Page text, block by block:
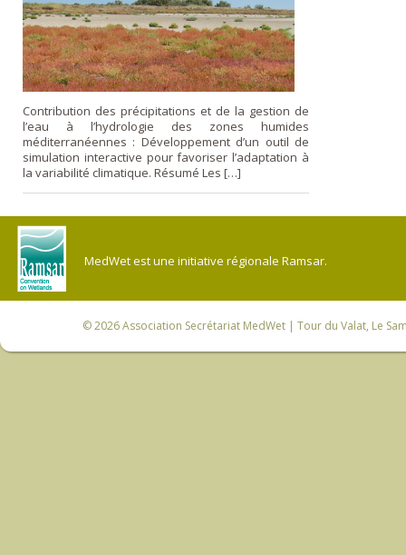
Contribution des précipitations et de la gestion de
l’eau à l’hydrologie des zones humides
méditerranéennes : Développement d’un outil de
simulation interactive pour favoriser l’adaptation à
la variabilité climatique. Résumé Les […]
MedWet est une initiative régionale Ramsar.
© 2026Association Secrétariat MedWet | Tour du Valat, Le